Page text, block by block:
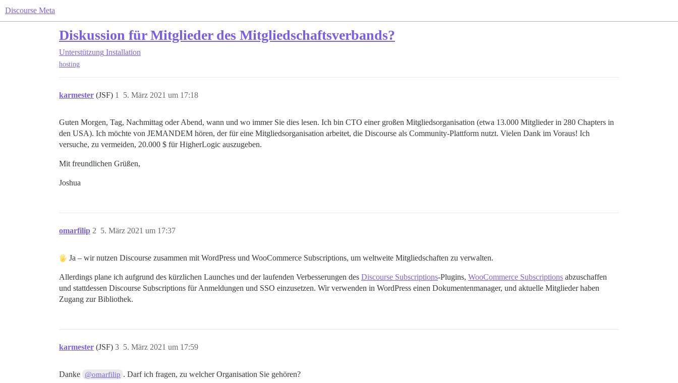
Discourse Meta
Diskussion für Mitglieder des Mitgliedschaftsverbands?
Unterstützung Installation
hosting
karmester (JSF) 5. März 2021 um 17:18
1
Guten Morgen, Tag, Nachmittag oder Abend, wann und wo immer Sie dies lesen. Ich bin CTO einer großen Mitgliedsorganisation (etwa 13.000 Mitglieder in 280 Chapters in
den USA). Ich möchte von JEMANDEM hören, der für eine Mitgliedsorganisation arbeitet, die Discourse als Community-Plattform nutzt. Vielen Dank im Voraus! Ich
versuche, zu vermeiden, 20.000 $ für HigherLogic auszugeben.
Mit freundlichen Grüßen,
Joshua
omarfilip 5. März 2021 um 17:37
2
Ja – wir nutzen Discourse zusammen mit WordPress und WooCommerce Subscriptions, um weltweite Mitgliedschaften zu verwalten.
Allerdings plane ich aufgrund des kürzlichen Launches und der laufenden Verbesserungen des Discourse Subscriptions-Plugins, WooCommerce Subscriptions abzuschaffen
und stattdessen Discourse Subscriptions für Anmeldungen und SSO einzusetzen. Wir verwenden in WordPress einen Dokumentenmanager, und aktuelle Mitglieder haben
Zugang zur Bibliothek.
karmester (JSF) 5. März 2021 um 17:59
3
Danke @omarfilip . Darf ich fragen, zu welcher Organisation Sie gehören?